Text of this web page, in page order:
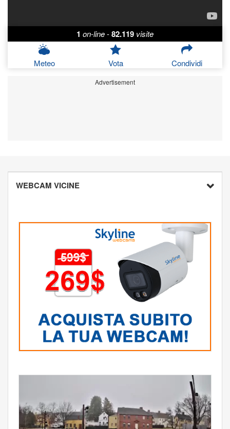
1 on-line-82.119 visite
Meteo Vota Condividi
Advertisement
WEBCAM VICINE